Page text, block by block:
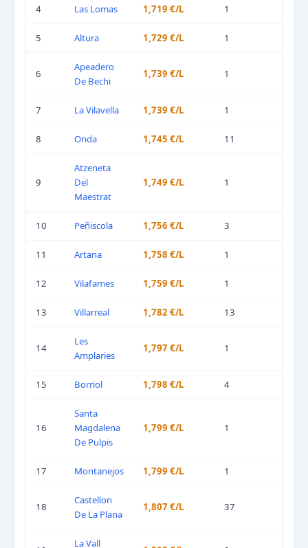
4 Las Lomas 1,719 €/L 1
5 Altura 1,729 €/L 1
6
Apeadero
De Bechi
1,739 €/L 1
7 La Vilavella 1,739 €/L 1
8 Onda 1,745 €/L 11
9
Atzeneta
Del
Maestrat
1,749 €/L 1
10 Peñiscola 1,756 €/L 3
11 Artana 1,758 €/L 1
12 Vilafames 1,759 €/L 1
13 Villarreal 1,782 €/L 13
14
Les
Amplaries
1,797 €/L 1
15 Borriol 1,798 €/L 4
16
Santa
Magdalena
De Pulpis
1,799 €/L 1
17 Montanejos 1,799 €/L 1
18
Castellon
De La Plana
1,807 €/L 37
La Vall